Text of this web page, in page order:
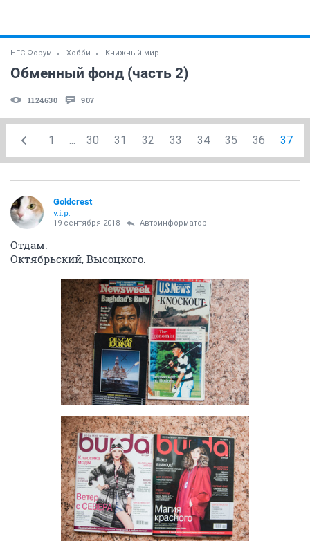
НГС.Форум Хобби Книжный мир
Обменный фонд (часть 2)
1124630 907
1 30 31 32 33 34 35 36 37
Goldcrest
v.i.p.
19 сентября 2018 Автоинформатор
Отдам.
Октябрьский, Высоцкого.